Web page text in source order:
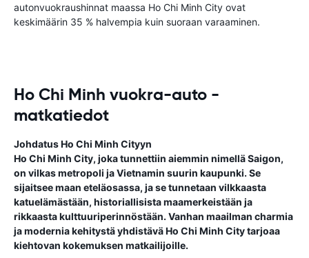
autonvuokraushinnat maassa Ho Chi Minh City ovat
keskimäärin 35 % halvempia kuin suoraan varaaminen.
Ho Chi Minh vuokra-auto -
matkatiedot
Johdatus Ho Chi Minh Cityyn
Ho Chi Minh City, joka tunnettiin aiemmin nimellä Saigon,
on vilkas metropoli ja Vietnamin suurin kaupunki. Se
sijaitsee maan eteläosassa, ja se tunnetaan vilkkaasta
katuelämästään, historiallisista maamerkeistään ja
rikkaasta kulttuuriperinnöstään. Vanhan maailman charmia
ja modernia kehitystä yhdistävä Ho Chi Minh City tarjoaa
kiehtovan kokemuksen matkailijoille.